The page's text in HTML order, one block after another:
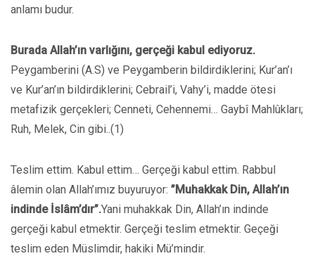
anlamı budur.
Burada Allah’ın varlığını, gerçeği kabul ediyoruz.
Peygamberini (A.S) ve Peygamberin bildirdiklerini; Kur’an’ı
ve Kur’an’ın bildirdiklerini; Cebrail’i, Vahy’i, madde ötesi
metafizik gerçekleri; Cenneti, Cehennemi… Gaybî Mahlûkları;
Ruh, Melek, Cin gibi..(1)
Teslim ettim. Kabul ettim… Gerçeği kabul ettim. Rabbul
âlemin olan Allah’ımız buyuruyor: ”Muhakkak Din, Allah’ın
indinde İslâm’dır”.Yani muhakkak Din, Allah’ın indinde
gerçeği kabul etmektir. Gerçeği teslim etmektir. Geçeği
teslim eden Müslimdir, hakiki Mü’mindir.